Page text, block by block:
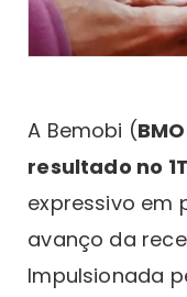
A Bemobi (
resultado no
expressivo em
avanço da
Impulsionada